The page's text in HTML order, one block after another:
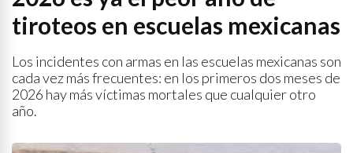
tiroteos en escuelas mexicanas
Los incidentes con armas en las escuelas mexicanas son
cada vez más frecuentes: en los primeros dos meses de
2026 hay más víctimas mortales que cualquier otro
año.